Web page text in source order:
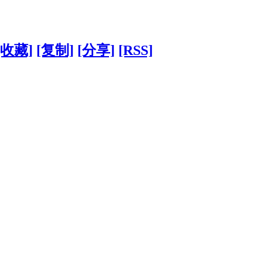
藏] [复制] [分享] [RSS]